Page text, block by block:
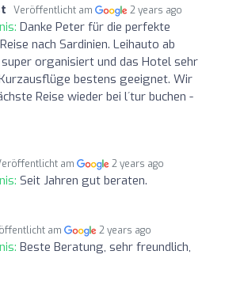
Veröffentlicht am 2 years ago
Danke Peter für die perfekte
nach Sardinien. Leihauto ab
organisiert und das Hotel sehr
bestens geeignet. Wir
Reise wieder bei l´tur buchen -
am 2 years ago
Seit Jahren gut beraten.
am 2 years ago
Beste Beratung, sehr freundlich,